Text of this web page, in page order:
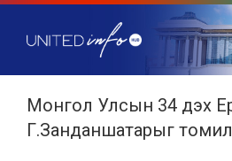
Монгол Улсын 34 дэх
Г.Занданшатарыг